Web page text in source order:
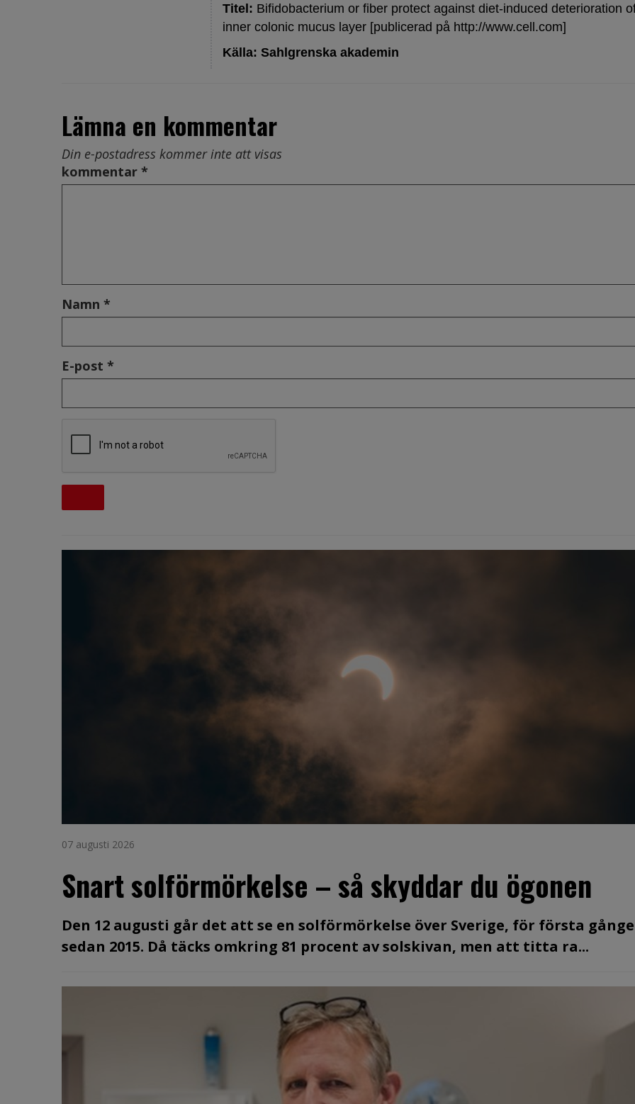
Titel: Bifidobacterium or fiber protect against diet-induced deterioration
inner colonic mucus layer [publicerad på http://www.cell.com]
Källa: Sahlgrenska akademin
Lämna en kommentar
Din e-postadress kommer inte att visas
kommentar *
Namn *
E-post *
07 augusti 2026
Snart solförmörkelse – så skyddar du ögonen
Den 12 augusti går det att se en solförmörkelse över Sverige, för första
sedan 2015. Då täcks omkring 81 procent av solskivan, men att titta ra...